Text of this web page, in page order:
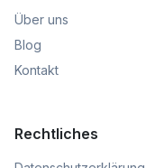
Über uns
Blog
Kontakt
Rechtliches